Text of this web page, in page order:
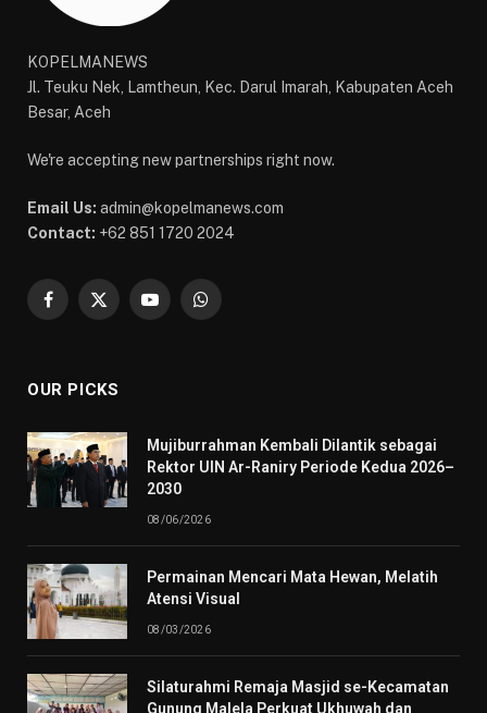
KOPELMANEWS
Jl. Teuku Nek, Lamtheun, Kec. Darul Imarah, Kabupaten Aceh
Besar, Aceh
We're accepting new partnerships right now.
Email Us: admin@kopelmanews.com
Contact: +62 851 1720 2024
Facebook
X
YouTubeWhatsApp
OUR PICKS
Mujiburrahman Kembali Dilantik sebagai
Rektor UIN Ar-Raniry Periode Kedua 2026–
2030
08/06/2026
Permainan Mencari Mata Hewan, Melatih
Atensi Visual
08/03/2026
Silaturahmi Remaja Masjid se-Kecamatan
Gunung Malela Perkuat Ukhuwah dan